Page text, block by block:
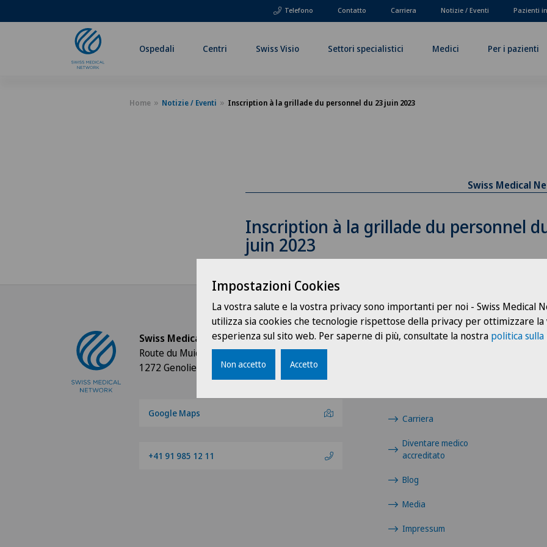
Telefono Contatto Carriera Notizie / Eventi Pazienti
Ospedali Centri Swiss Visio Settori specialistici Medici Per i pazienti
Home Notizie / Eventi Inscription à la grillade du personnel du 23 juin 2023
Swiss Medical
Inscription à la grillade du personnel
juin 2023
Collegamenti
Carriera
Diventare medico
accreditato
Blog
Media
Impressum
Swiss Medical Network
Route du Muids 3
1272 Genolier
Google Maps
+41 91 985 12 11
Impostazioni Cookies
La vostra salute e la vostra privacy sono importanti per noi - Swiss Medical
utilizza sia cookies che tecnologie rispettose della privacy per ottimizzare la
esperienza sul sito web. Per saperne di più, consultate la nostra politica
Non accetto Accetto